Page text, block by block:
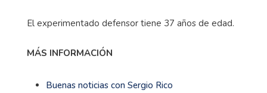
El experimentado defensor tiene 37 años de edad.
MÁS INFORMACIÓN
Buenas noticias con Sergio Rico